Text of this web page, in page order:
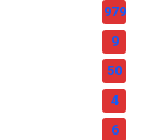
979
9
50
4
6